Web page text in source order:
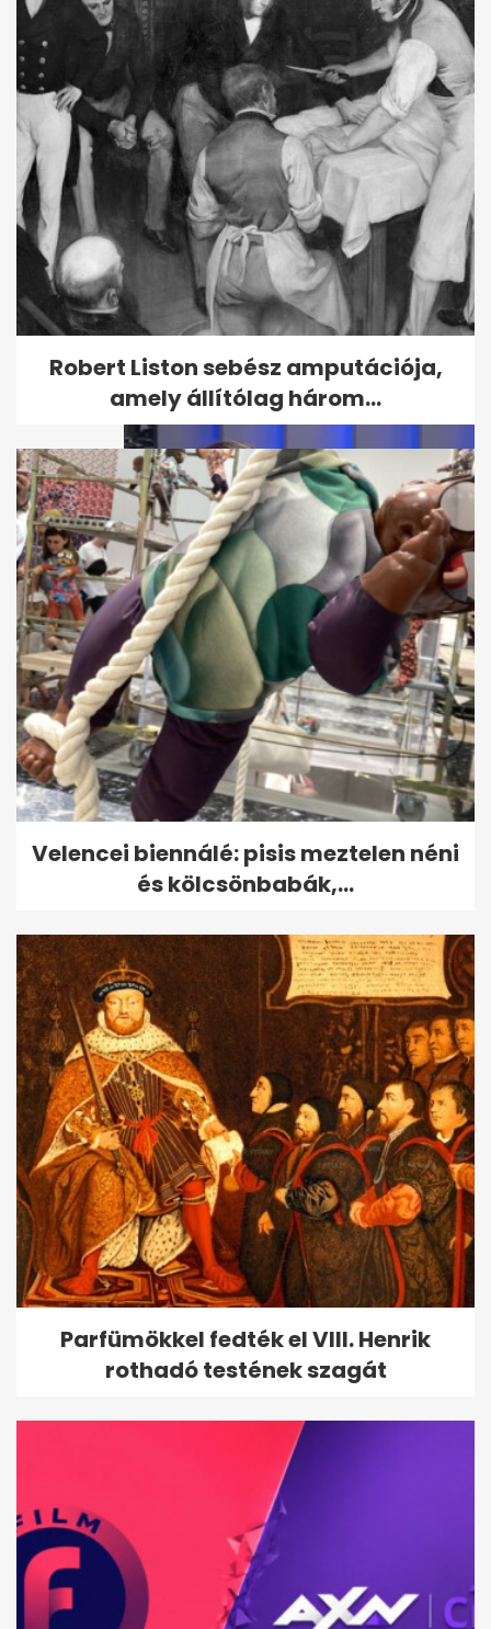
5 ikonikus filmjelenet, amit a
színészek utólag inkább
kihagytak...
Farkas Fanni ma debütál a TV2
Híradóban: színpad, kamera,...
Robert Liston sebész amputációja,
amely állítólag három...
Velencei biennálé: pisis meztelen néni
és kölcsönbabák,...
Parfümökkel fedték el VIII. Henrik
rothadó testének szagát